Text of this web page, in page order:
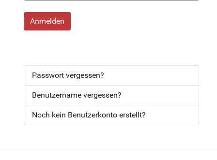
Anmelden
Passwort vergessen?
Benutzername vergessen?
Noch kein Benutzerkonto erstellt?